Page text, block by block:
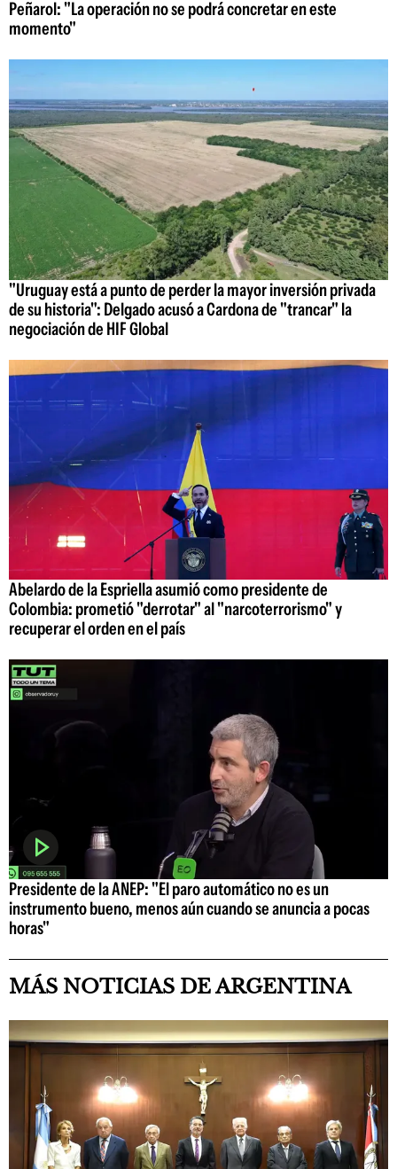
Peñarol: "La operación no se podrá concretar en este
momento"
"Uruguay está a punto de perder la mayor inversión privada
de su historia": Delgado acusó a Cardona de "trancar" la
negociación de HIF Global
Abelardo de la Espriella asumió como presidente de
Colombia: prometió "derrotar" al "narcoterrorismo" y
recuperar el orden en el país
Presidente de la ANEP: "El paro automático no es un
instrumento bueno, menos aún cuando se anuncia a pocas
horas"
MÁS NOTICIAS DE ARGENTINA